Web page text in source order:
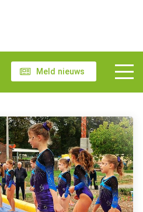
Meld nieuws